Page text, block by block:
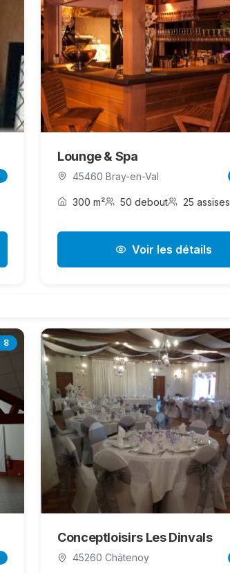
Lounge & Spa
45460 Bray-en-Val
300 m² 50 debout 25 assises
Voir les détails
8
Conceptloisirs Les Dinvals
45260 Châtenoy